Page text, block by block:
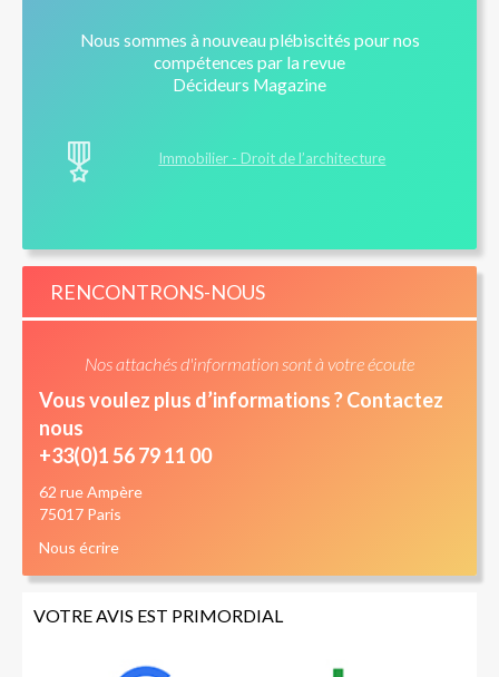
Nous sommes à nouveau plébiscités pour nos
compétences par la revue
Décideurs Magazine
Immobilier - Droit de l’architecture
RENCONTRONS-NOUS
Nos attachés d'information sont à votre écoute
Vous voulez plus d’informations ? Contactez
nous
+33(0)1 56 79 11 00
62 rue Ampère
75017 Paris
Nous écrire
VOTRE AVIS EST PRIMORDIAL